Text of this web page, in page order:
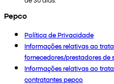
Pepco
Política de Privacidade
Informações relativas ao
fornecedores/prestadores de
Informações relativas ao
contratantes pepco